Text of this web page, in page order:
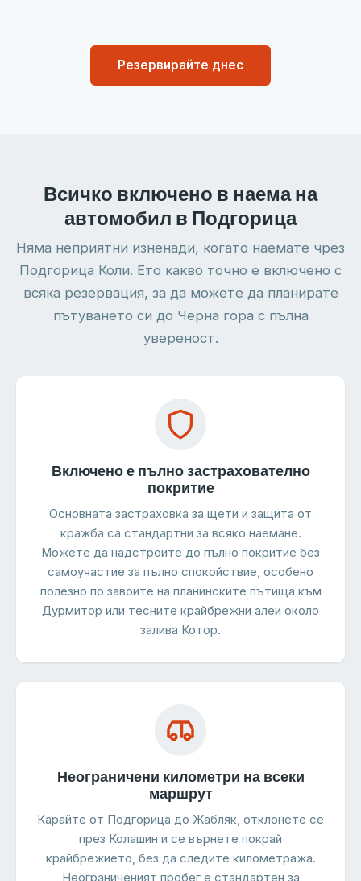
Резервирайте днес
Всичко включено в наема на
автомобил в Подгорица
Няма неприятни изненади, когато наемате чрез
Подгорица Коли. Ето какво точно е включено с
всяка резервация, за да можете да планирате
пътуването си до Черна гора с пълна
увереност.
Включено е пълно застрахователно
покритие
Основната застраховка за щети и защита от
кражба са стандартни за всяко наемане.
Можете да надстроите до пълно покритие без
самоучастие за пълно спокойствие, особено
полезно по завоите на планинските пътища към
Дурмитор или тесните крайбрежни алеи около
залива Котор.
Неограничени километри на всеки
маршрут
Карайте от Подгорица до Жабляк, отклонете се
през Колашин и се върнете покрай
крайбрежието, без да следите километража.
Неограниченият пробег е стандартен за